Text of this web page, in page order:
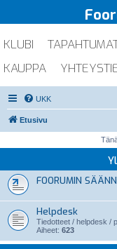
KLUBI
KAUPPA
UKK
Etusivu
FOORUMIN
Helpdesk
Tiedotteet / helpdesk /
Aiheet: 623